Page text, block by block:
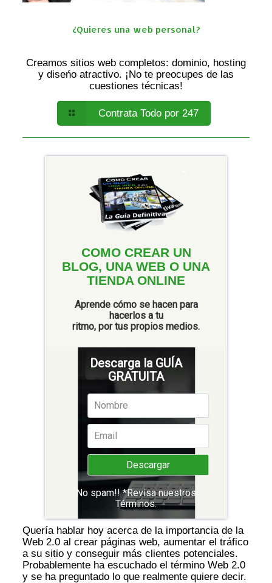
¿Quieres una web personal?
Creamos sitios web completos: dominio, hosting
y diseńo atractivo. ¡No te preocupes de las
cuestiones técnicas!
Contrata Todo por 247
COMO CREAR UN
BLOG, UNA WEB O UNA
TIENDA ONLINE
Aprende cómo se hacen para
hacerlos a tu
ritmo, por tus propios medios.
Descarga la GUÍA
GRATUITA
No spam!! *Revisa nuestros
Términos.
Quería hablar hoy acerca de la importancia de la
Web 2.0 al crear páginas web, aumentar el tráfico
a su sitio y conseguir más clientes potenciales.
Probablemente ha escuchado el término Web 2.0
y se ha preguntado lo que realmente quiere decir.